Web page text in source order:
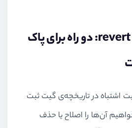
تفاوت reset و revert: دو راه برای پاک
اشتباه در تاریخچه‌ی گیت ثبت
آن‌ها را اصلاح یا حذف